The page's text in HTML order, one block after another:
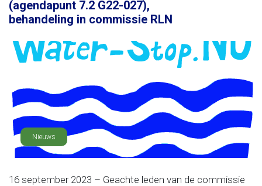
(agendapunt 7.2 G22-027),
behandeling in commissie RLN
Nieuws
16 september 2023 – Geachte leden van de commissie